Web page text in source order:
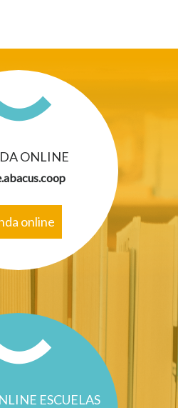
ONLINE
online
ESCUELAS